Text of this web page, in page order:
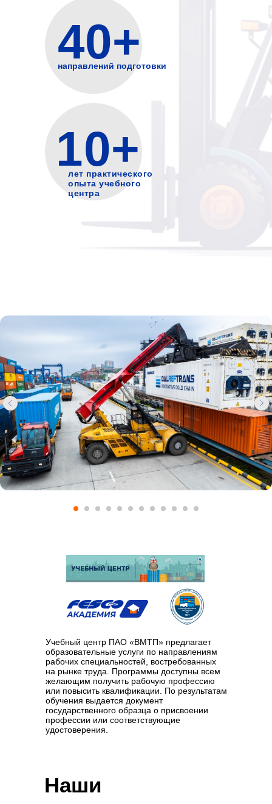
лет практического
опыта учебного
центра
10+
направлений подготовки
40+
Учебный центр ПАО «ВМТП» предлагает
образовательные услуги по направлениям
рабочих специальностей, востребованных
на рынке труда. Программы доступны всем
желающим получить рабочую профессию
или повысить квалификации. По результатам
обучения выдается документ
государственного образца о присвоении
профессии или соответствующие
удостоверения.
Наши